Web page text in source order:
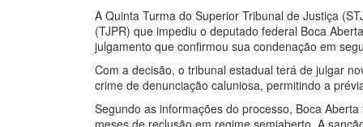
A Quinta Turma do Superior Tribunal de Justiça
(TJPR) que impediu o deputado federal Boca
julgamento que confirmou sua condenação em
Com a decisão, o tribunal estadual terá de julgar
crime de denunciação caluniosa, permitindo a
Segundo as informações do processo, Boca
meses de reclusão em regime semiaberto. A